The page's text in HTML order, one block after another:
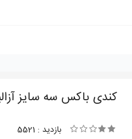
کندی باکس سه سایز
بازدید : 5521